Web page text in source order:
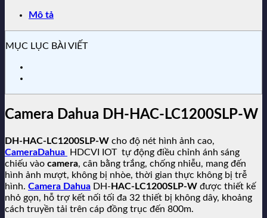
Mô tả
MỤC LỤC BÀI VIẾT
Camera Dahua DH-HAC-LC1200SLP-W
DH-HAC-LC1200SLP-W cho độ nét hình ảnh cao,
CameraDahua
HDCVI IOT tự động điều chỉnh ánh sáng
chiếu vào camera, cân bằng trắng, chống nhiễu, mang đến
hình ảnh mượt, không bị nhòe, thời gian thực không bị trễ
hình. Camera Dahua DH- HAC-LC1200SLP-W được thiết kế
nhỏ gọn, hỗ trợ kết nối tối đa 32 thiết bị không dây, khoảng
cách truyền tải trên cáp đồng trục đến 800m.